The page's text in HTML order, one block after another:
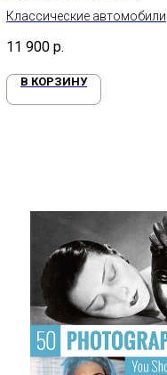
Классические автомобили
11 900 р.
В КОРЗИНУ